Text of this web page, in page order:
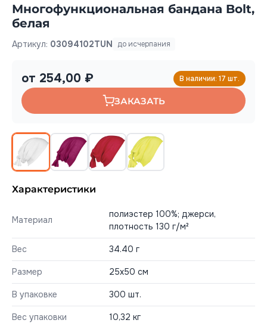
Многофункциональная бандана Bolt,
белая
Артикул: 03094102TUN до исчерпания
от 254,00 ₽ В наличии: 17 шт.
ЗАКАЗАТЬ
Характеристики
Материал
полиэстер 100%; джерси,
плотность 130 г/м²
Вес 34.40 г
Размер 25x50 см
В упаковке 300 шт.
Вес упаковки 10,32 кг